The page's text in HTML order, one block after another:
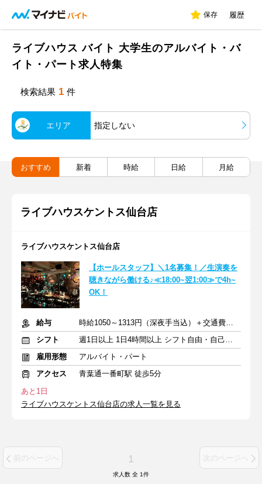
保存 履歴
ライブハウス バイト 大学生のアルバイト・バ
イト・パート求人特集
検索結果 1 件
エリア 指定しない
おすすめ 新着 時給 日給 月給
ライブハウスケントス仙台店
ライブハウスケントス仙台店
【ホールスタッフ】＼1名募集！／生演奏を
聴きながら働ける♪≪18:00~翌1:00≫で4h~
OK！
給与
時給1050～1313円（深夜手当込）＋交通費一部支給
シフト
週1日以上 1日4時間以上 シフト自由・自己申告
雇用形態
アルバイト・パート
アクセス
青葉通一番町駅 徒歩5分
あと1日
ライブハウスケントス仙台店の求人一覧を見る
前のページへ 1 次のページへ
求人数 全 1件